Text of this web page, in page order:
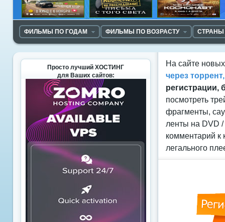
ФИЛЬМЫ ПО ГОДАМ ФИЛЬМЫ ПО ВОЗРАСТУ
На сайте
через
регистрации,
посмотреть
фрагменты,
ленты на DVD
комментарий к
легального
Просто лучший ХОСТИНГ
для Ваших сайтов: